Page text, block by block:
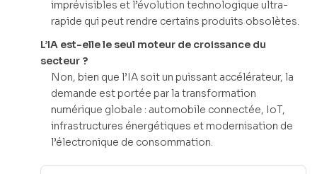
imprévisibles et l’évolution technologique ultra-
rapide qui peut rendre certains produits obsolètes.
L’IA est-elle le seul moteur de croissance du
secteur ?
Non, bien que l’IA soit un puissant accélérateur, la
demande est portée par la transformation
numérique globale : automobile connectée, IoT,
infrastructures énergétiques et modernisation de
l’électronique de consommation.